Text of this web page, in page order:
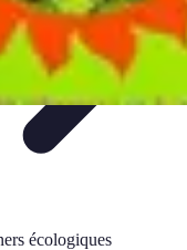
écologiques